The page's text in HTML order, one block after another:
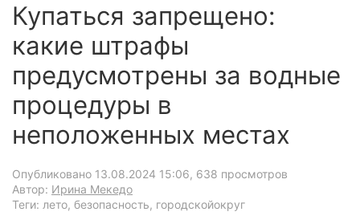
Купаться запрещено:
какие штрафы
предусмотрены за водные
процедуры в
неположенных местах
Опубликовано 13.08.2024 15:06, 638 просмотров
Автор: Ирина Мекедо
Теги: лето, безопасность, городскойокруг